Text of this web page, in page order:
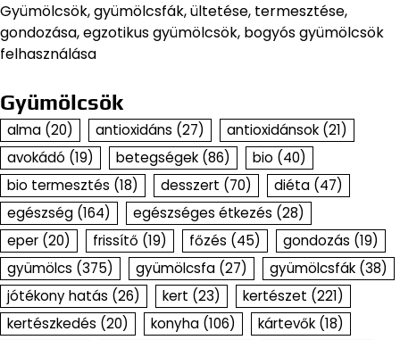
Gyümölcsök, gyümölcsfák, ültetése, termesztése,
gondozása, egzotikus gyümölcsök, bogyós gyümölcsök
felhasználása
Gyümölcsök
alma (20) antioxidáns (27) antioxidánsok (21)
avokádó (19) betegségek (86) bio (40)
bio termesztés (18) desszert (70) diéta (47)
egészség (164) egészséges étkezés (28)
eper (20) frissítő (19) főzés (45) gondozás (19)
gyümölcs (375) gyümölcsfa (27) gyümölcsfák (38)
jótékony hatás (26) kert (23) kertészet (221)
kertészkedés (20) konyha (106) kártevők (18)